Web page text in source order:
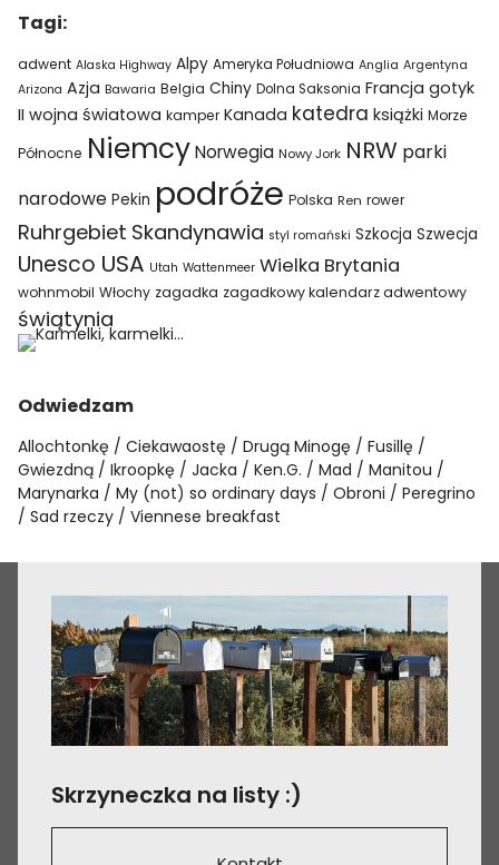
Tagi:
adwent Alaska Highway Alpy Ameryka Południowa Anglia Argentyna
Arizona Azja Bawaria Belgia Chiny Dolna Saksonia Francja gotyk
II wojna światowa kamper Kanada katedra książki Morze
Północne Niemcy Norwegia Nowy Jork NRW parki
narodowe Pekin podróże Polska Ren rower
Ruhrgebiet Skandynawia styl romański Szkocja Szwecja
Unesco USA Utah Wattenmeer Wielka Brytania
wohnmobil Włochy zagadka zagadkowy kalendarz adwentowy
świątynia
Odwiedzam
Allochtonkę Ciekawaostę Drugą Minogę
Fusillę
Gwiezdną
Ikroopkę Jacka Ken.G. Mad
Manitou
Marynarka
My (not) so ordinary days Obroni
Peregrino
Sad rzeczy
Viennese breakfast
Skrzyneczka na listy :)